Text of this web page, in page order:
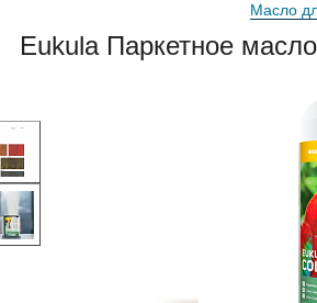
Масло
Eukula Паркетное